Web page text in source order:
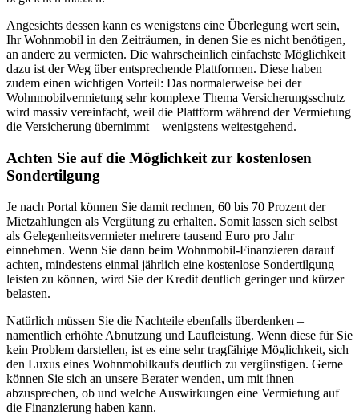
Angesichts dessen kann es wenigstens eine Überlegung wert sein,
Ihr Wohnmobil in den Zeiträumen, in denen Sie es nicht benötigen,
an andere zu vermieten. Die wahrscheinlich einfachste Möglichkeit
dazu ist der Weg über entsprechende Plattformen. Diese haben
zudem einen wichtigen Vorteil: Das normalerweise bei der
Wohnmobilvermietung sehr komplexe Thema Versicherungsschutz
wird massiv vereinfacht, weil die Plattform während der Vermietung
die Versicherung übernimmt – wenigstens weitestgehend.
Achten Sie auf die Möglichkeit zur kostenlosen
Sondertilgung
Je nach Portal können Sie damit rechnen, 60 bis 70 Prozent der
Mietzahlungen als Vergütung zu erhalten. Somit lassen sich selbst
als Gelegenheitsvermieter mehrere tausend Euro pro Jahr
einnehmen. Wenn Sie dann beim Wohnmobil-Finanzieren darauf
achten, mindestens einmal jährlich eine kostenlose Sondertilgung
leisten zu können, wird Sie der Kredit deutlich geringer und kürzer
belasten.
Natürlich müssen Sie die Nachteile ebenfalls überdenken –
namentlich erhöhte Abnutzung und Laufleistung. Wenn diese für Sie
kein Problem darstellen, ist es eine sehr tragfähige Möglichkeit, sich
den Luxus eines Wohnmobilkaufs deutlich zu vergünstigen. Gerne
können Sie sich an unsere Berater wenden, um mit ihnen
abzusprechen, ob und welche Auswirkungen eine Vermietung auf
die Finanzierung haben kann.